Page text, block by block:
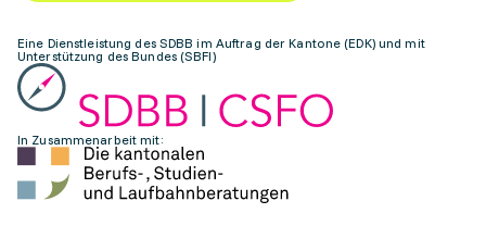
Eine Dienstleistung des SDBB im Auftrag der Kantone (EDK) und mit
Unterstützung des Bundes (SBFI)
In Zusammenarbeit mit: